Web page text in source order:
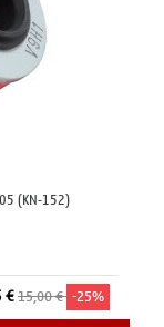
(KN-152)
€15,00 € -25%